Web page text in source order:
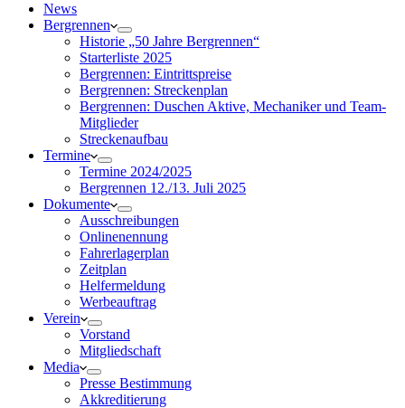
News
Bergrennen
Historie „50 Jahre Bergrennen“
Starterliste 2025
Bergrennen: Eintrittspreise
Bergrennen: Streckenplan
Bergrennen: Duschen Aktive, Mechaniker und Team-
Mitglieder
Streckenaufbau
Termine
Termine 2024/2025
Bergrennen 12./13. Juli 2025
Dokumente
Ausschreibungen
Onlinenennung
Fahrerlagerplan
Zeitplan
Helfermeldung
Werbeauftrag
Verein
Vorstand
Mitgliedschaft
Media
Presse Bestimmung
Akkreditierung